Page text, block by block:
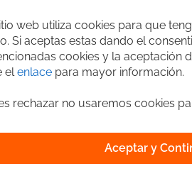
o roles similares. Certificación Scrum Fundamental (es
/ Validación
web utiliza cookies para que
Si aceptas estas dando el
cookies y la aceptación
elenlace para mayor información.
rechazar no usaremos cookies
Aceptar y